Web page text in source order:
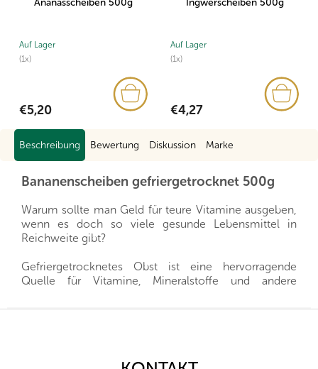
Ananasscheiben 500g
(1x)
Auf Lager
€5,20
Ingwerscheiben 500g
(1x)
Auf Lager
€4,27
Beschreibung Bewertung Diskussion Marke
Bananenscheiben gefriergetrocknet 500g
Warum sollte man Geld für teure Vitamine ausgeben,
wenn es doch so viele gesunde Lebensmittel in
Reichweite gibt?
Gefriergetrocknetes Obst ist eine hervorragende
Quelle für Vitamine, Mineralstoffe und andere
über zur Verfügung stellen können. Es ist eine gesunde